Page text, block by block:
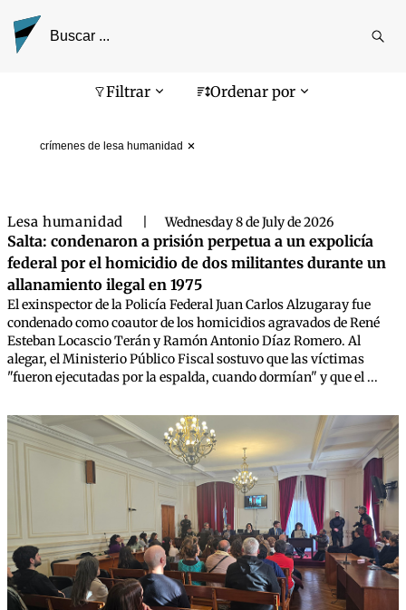
Filtrar Ordenar por
crímenes de lesa humanidad
Pantalla de búsqueda
Lesa humanidad Wednesday 8 de July de 2026
Salta: condenaron a prisión perpetua a un expolicía
federal por el homicidio de dos militantes durante un
allanamiento ilegal en 1975
El exinspector de la Policía Federal Juan Carlos Alzugaray fue
condenado como coautor de los homicidios agravados de René
Esteban Locascio Terán y Ramón Antonio Díaz Romero. Al
alegar, el Ministerio Público Fiscal sostuvo que las víctimas
"fueron ejecutadas por la espalda, cuando dormían" y que el ...